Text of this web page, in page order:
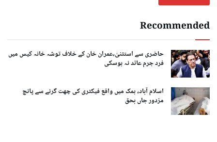
Recommended
حاضری سے استثنیٰ،عمران خان کے خلاف توشہ خانہ کیس میں
فرد جرم عائد نہ ہوسکی
اسلام آباد، ہمک میں واقع فیکٹری کی چھت گرنے سے پانچ
مزدور جاں بحق